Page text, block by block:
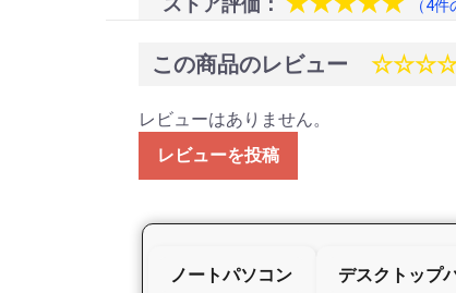
（4
この商品のレビュー
レビューはありません。
レビューを投稿
ノートパソコン デスクトップ